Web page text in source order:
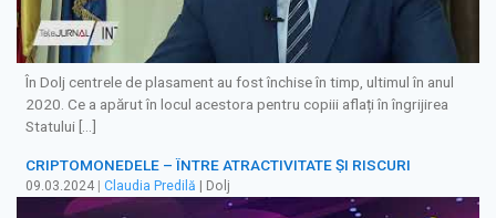
În Dolj centrele de plasament au fost închise în timp, ultimul în anul
2020. Ce a apărut în locul acestora pentru copiii aflați în îngrijirea
Statului […]
CRIPTOMONEDELE – ÎNTRE ATRACTIVITATE ȘI RISCURI
09.03.2024 | Claudia Predilă | Dolj